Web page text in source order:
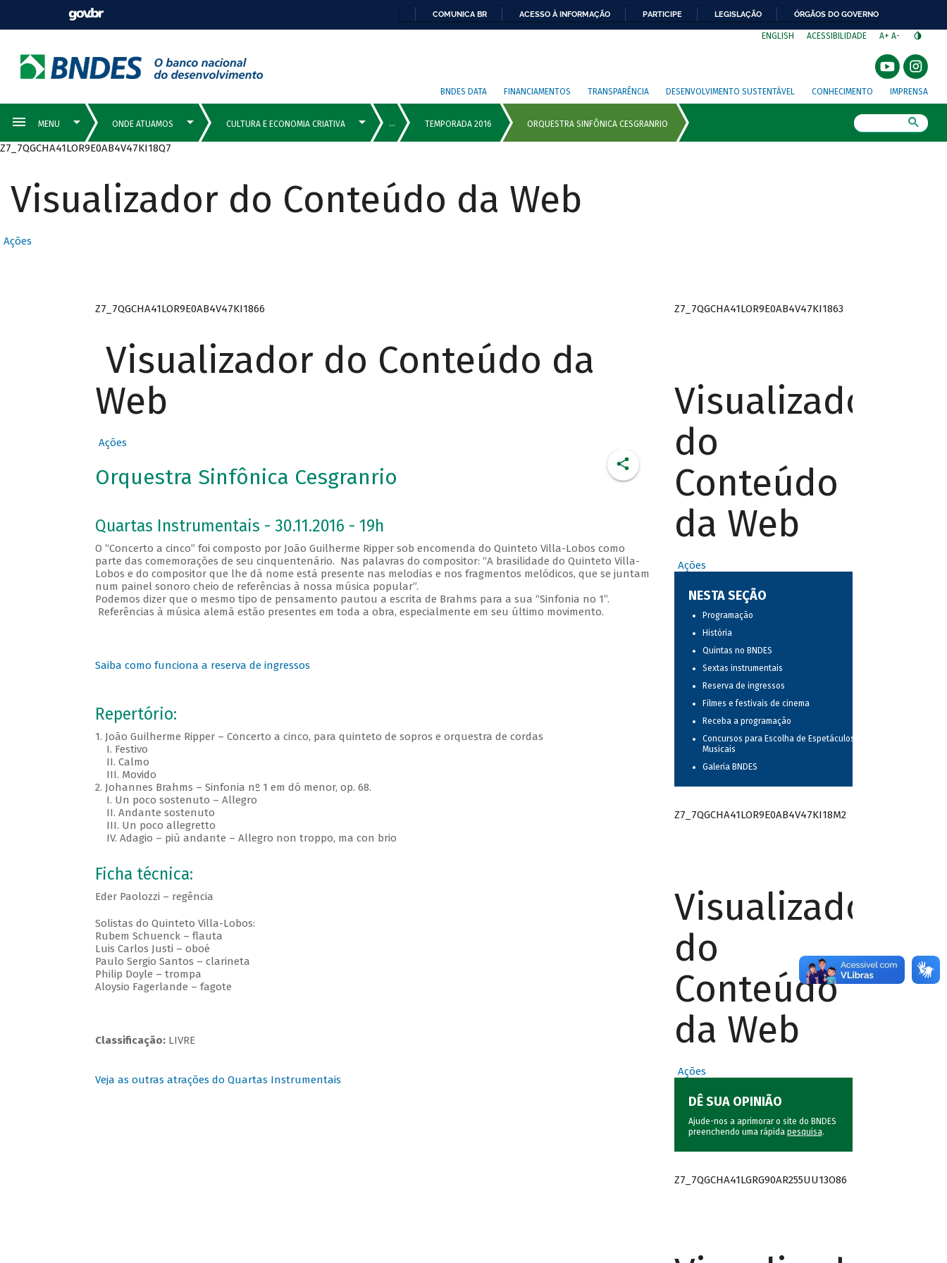
COMUNICA BR ACESSO À INFORMAÇÃO PARTICIPE LEGISLAÇÃO ÓRGÃOS DO GOVERNO
ENGLISH ACESSIBILIDADE A+ A-
BNDES DATA FINANCIAMENTOS TRANSPARÊNCIA DESENVOLVIMENTO SUSTENTÁVEL CONHECIMENTO IMPRENSA
Z7_7QGCHA41LOR9E0AB4V47KI18Q7
Visualizador do Conteúdo da Web
Ações
Z7_7QGCHA41LOR9E0AB4V47KI1866
Visualizador do Conteúdo da
Web
Ações
Orquestra Sinfônica Cesgranrio
Quartas Instrumentais - 30.11.2016 - 19h
O “Concerto a cinco” foi composto por João Guilherme Ripper sob encomenda do Quinteto Villa-Lobos como
parte das comemorações de seu cinquentenário. Nas palavras do compositor: “A brasilidade do Quinteto Villa-
Lobos e do compositor que lhe dá nome está presente nas melodias e nos fragmentos melódicos, que se juntam
num painel sonoro cheio de referências à nossa música popular”.
Podemos dizer que o mesmo tipo de pensamento pautou a escrita de Brahms para a sua “Sinfonia no 1”.
Referências à música alemã estão presentes em toda a obra, especialmente em seu último movimento.
Saiba como funciona a reserva de ingressos
Repertório:
1. João Guilherme Ripper – Concerto a cinco, para quinteto de sopros e orquestra de cordas
I. Festivo
II. Calmo
III. Movido
2. Johannes Brahms – Sinfonia nº 1 em dó menor, op. 68.
I. Un poco sostenuto – Allegro
II. Andante sostenuto
III. Un poco allegretto
IV. Adagio – più andante – Allegro non troppo, ma con brio
Ficha técnica:
Eder Paolozzi – regência
Solistas do Quinteto Villa-Lobos:
Rubem Schuenck – flauta
Luis Carlos Justi – oboé
Paulo Sergio Santos – clarineta
Philip Doyle – trompa
Aloysio Fagerlande – fagote
Classificação:LIVRE
Veja as outras atrações do Quartas Instrumentais
Z7_7QGCHA41LOR9E0AB4V47KI1863
Visualizador
do
Conteúdo
da Web
Ações
NESTA SEÇÃO
Programação
História
Quintas no BNDES
Sextas instrumentais
Reserva de ingressos
Filmes e festivais de cinema
Receba a programação
Concursos para Escolha de Espetáculos
Musicais
Galeria BNDES
Z7_7QGCHA41LOR9E0AB4V47KI18M2
Visualizador
do
Conteúdo
da Web
Ações
DÊ SUA OPINIÃO
Ajude-nos a aprimorar o site do BNDES
preenchendo uma rápida pesquisa.
Z7_7QGCHA41LGRG90AR255UU13O86